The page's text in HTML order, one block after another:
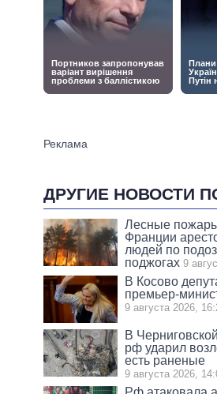
ДРУГИЕ НОВОСТИ
Лесные
Франции
людей по
поджогах 9
В Косово
премьер-
9 августа 2026,
В
рф ударил
есть раненые
9 августа 2026,